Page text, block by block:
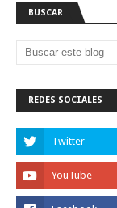
BUSCAR
REDES SOCIALES